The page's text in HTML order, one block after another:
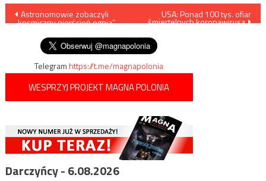
Nawigacja
wpisu
Astronomowie zobaczyli
„kosmiczny pierścień ognia”
USA: Ponad 100 tys. ofiar
śmiertelnych koronawirusa
Telegramhttps://t.me/magnapolonia
WESPRZYJ PROJEKT MAGNA POLONIA
Darczyńcy - 6.08.2026